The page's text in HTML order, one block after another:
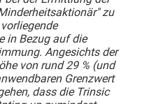
zu
in Bezug auf die
Angesichts der
von rund 29 % (und
Grenzwert
dass die Trinsic